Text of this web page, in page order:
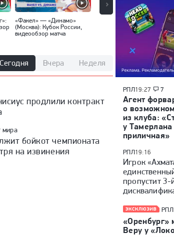
«Факел» — «Динамо»
(Москва): Кубок России,
видеообзор матча
«Локомотив» — ЦСКА:
Кубок России, видеообзор
Сегодня Вчера Неделя
продлили контракт
мира
бойкот чемпионата
на извинения
РПЛ19:27 7
Агент
о
из клуба:
у
приличная»
РПЛ19:16
Игрок
пропустит
РПЛ
«Оренбург»
Веру у